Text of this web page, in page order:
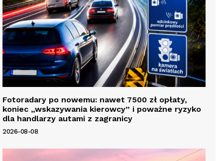
Fotoradary po nowemu: nawet 7500 zł opłaty,
koniec „wskazywania kierowcy” i poważne ryzyko
dla handlarzy autami z zagranicy
2026-08-08